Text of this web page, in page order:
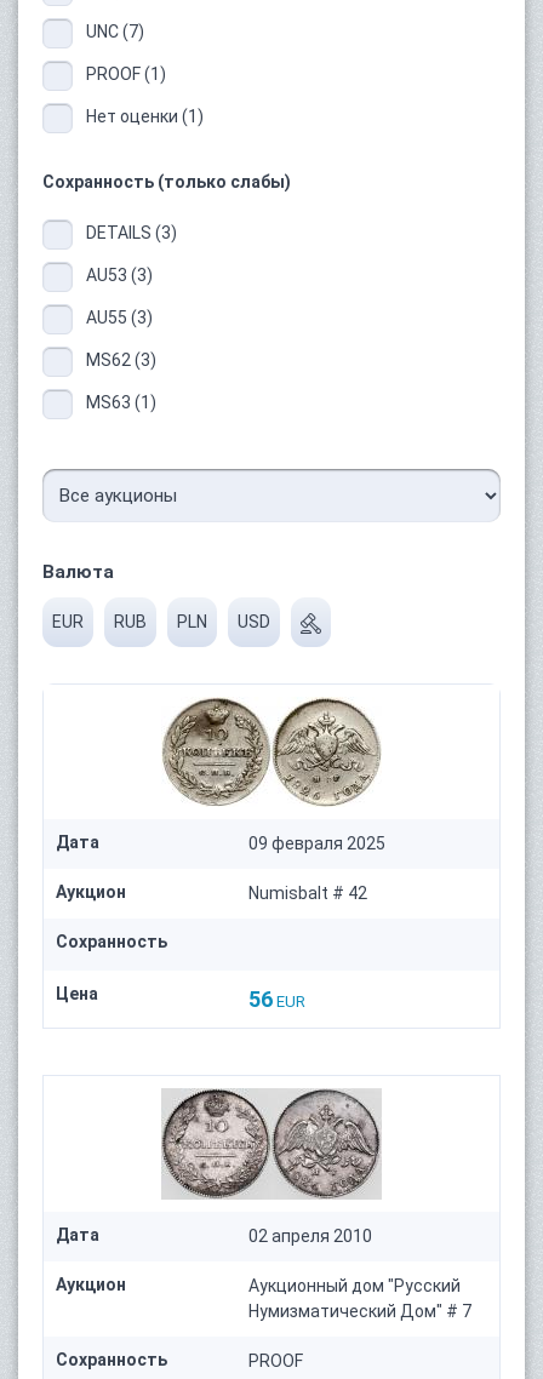
UNC (7)
PROOF (1)
Нет оценки (1)
Сохранность (только слабы)
DETAILS (3)
AU53 (3)
AU55 (3)
MS62 (3)
MS63 (1)
Валюта
EUR RUB PLN USD
Дата 09 февраля 2025
Аукцион Numisbalt # 42
Сохранность
Цена 56 EUR
Дата 02 апреля 2010
Аукцион
Аукционный дом "Русский
Нумизматический Дом" # 7
Сохранность PROOF